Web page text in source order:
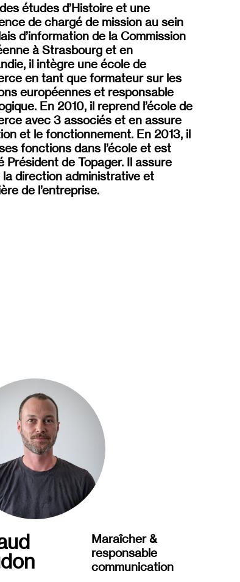
études d’Histoire et une
de chargé de mission au sein
d’information de la Commission
à Strasbourg et en
il intègre une école de
en tant que formateur sur les
européennes et responsable
En 2010, il reprend l’école de
avec 3 associés et en assure
et le fonctionnement. En 2013, il
fonctions dans l’école et est
Président deTopager. Il assure
la direction administrative et
de l’entreprise.
Maraîcher &
responsable
communication